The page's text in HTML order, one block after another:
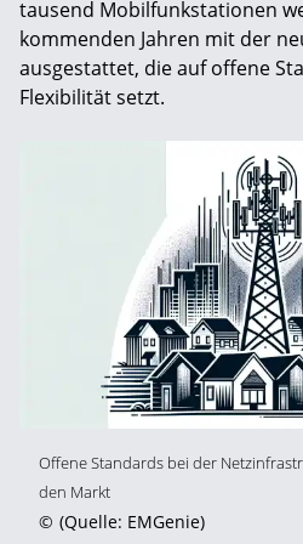
tausend Mobilfunkstationen
kommenden Jahren mit der
ausgestattet, die auf offene
Flexibilität setzt.
Offene Standards bei der
den Markt
© (Quelle: EMGenie)